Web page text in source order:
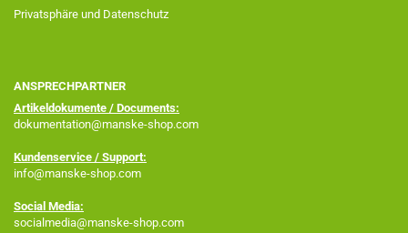
Privatsphäre und Datenschutz
ANSPRECHPARTNER
Artikeldokumente / Documents:
dokumentation@manske-shop.com
Kundenservice / Support:
info@manske-shop.com
Social Media:
socialmedia@manske-shop.com